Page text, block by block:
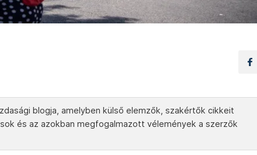
blogja, amelyben külső elemzők, szakértők cikkeit
és az azokban megfogalmazott vélemények a szerzők